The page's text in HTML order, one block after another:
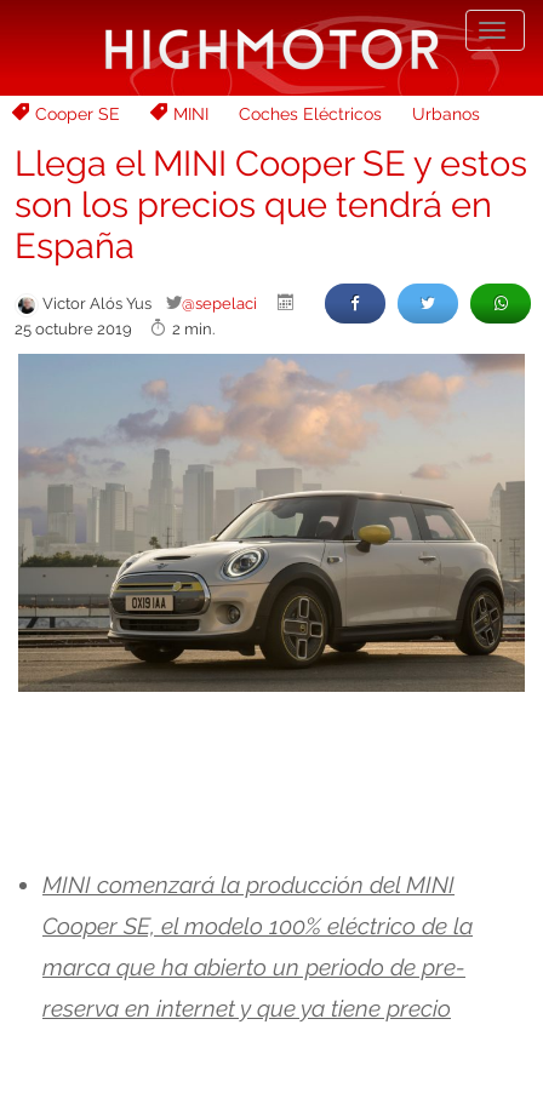
Cooper SE MINI Coches Eléctricos Urbanos
Llega el MINI Cooper SE y estos
son los precios que tendrá en
España
Victor Alós Yus
@sepelaci
25 octubre 2019
2 min.
MINI comenzará la producción del MINI
Cooper SE, el modelo 100% eléctrico de la
marca que ha abierto un periodo de pre-
reserva en internet y que ya tiene precio